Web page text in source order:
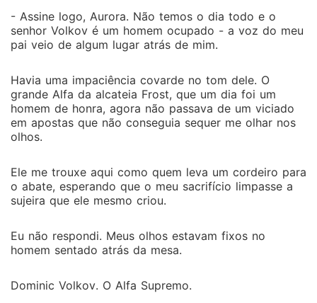
- Assine logo, Aurora. Não temos o dia todo e o
senhor Volkov é um homem ocupado - a voz do meu
pai veio de algum lugar atrás de mim.
Havia uma impaciência covarde no tom dele. O
grande Alfa da alcateia Frost, que um dia foi um
homem de honra, agora não passava de um viciado
em apostas que não conseguia sequer me olhar nos
olhos.
Ele me trouxe aqui como quem leva um cordeiro para
o abate, esperando que o meu sacrifício limpasse a
sujeira que ele mesmo criou.
Eu não respondi. Meus olhos estavam fixos no
homem sentado atrás da mesa.
Dominic Volkov. O Alfa Supremo.